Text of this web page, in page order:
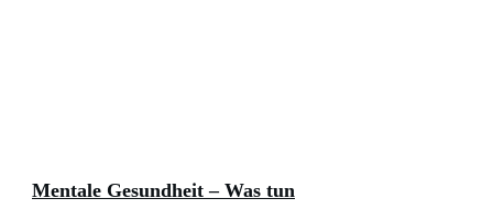
Mentale Gesundheit – Was tun